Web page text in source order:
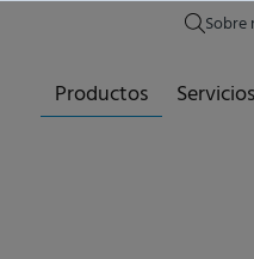
Sobre
Productos Servicios